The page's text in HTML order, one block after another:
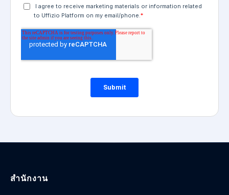
สำนักงาน